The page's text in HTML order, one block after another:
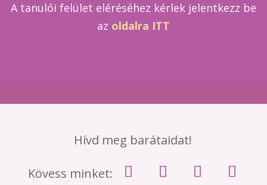
A tanulói felület eléréséhez kérlek jelentkezz be
az oldalra ITT
Hívd meg barátaidat!
Kövess minket: